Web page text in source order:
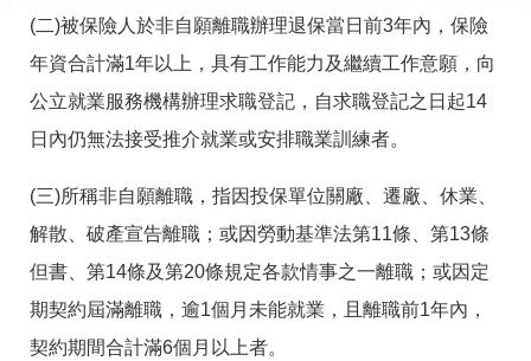
網
站
導
覽
回
首
頁
English
民
意
信
常
見
問
雙
語
詞
(二)被保險人於非自願離職辦理退保當日前3年內，保險
年資合計滿1年以上，具有工作能力及繼續工作意願，向
公立就業服務機構辦理求職登記，自求職登記之日起14
日內仍無法接受推介就業或安排職業訓練者。
(三)所稱非自願離職，指因投保單位關廠、遷廠、休業、
解散、破產宣告離職；或因勞動基準法第11條、第13條
但書、第14條及第20條規定各款情事之一離職；或因定
期契約屆滿離職，逾1個月未能就業，且離職前1年內，
契約期間合計滿6個月以上者。